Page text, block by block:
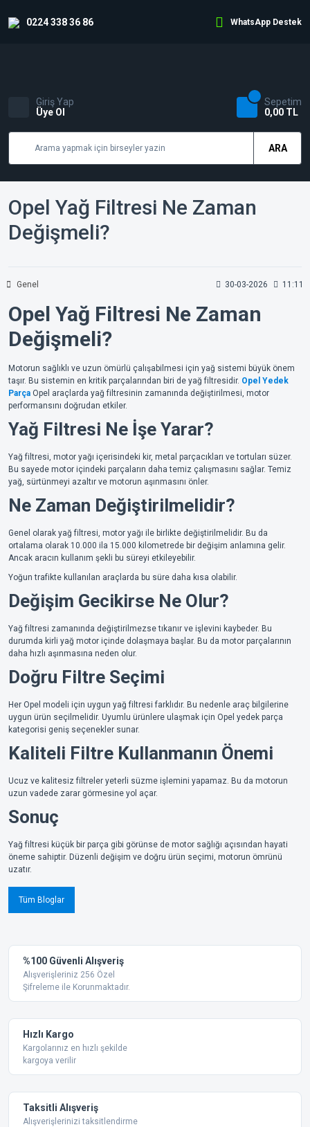
0224 338 36 86 WhatsApp Destek
ARA
Giriş Yap
Üye Ol
Sepetim
0,00 TL
Opel Yağ Filtresi Ne Zaman
Değişmeli?
Genel 30-03-2026 11:11
Opel Yağ Filtresi Ne Zaman
Değişmeli?
Motorun sağlıklı ve uzun ömürlü çalışabilmesi için yağ sistemi büyük önem
taşır. Bu sistemin en kritik parçalarından biri de yağ filtresidir. Opel Yedek
Parça Opel araçlarda yağ filtresinin zamanında değiştirilmesi, motor
performansını doğrudan etkiler.
Yağ Filtresi Ne İşe Yarar?
Yağ filtresi, motor yağı içerisindeki kir, metal parçacıkları ve tortuları süzer.
Bu sayede motor içindeki parçaların daha temiz çalışmasını sağlar. Temiz
yağ, sürtünmeyi azaltır ve motorun aşınmasını önler.
Ne Zaman Değiştirilmelidir?
Genel olarak yağ filtresi, motor yağı ile birlikte değiştirilmelidir. Bu da
ortalama olarak 10.000 ila 15.000 kilometrede bir değişim anlamına gelir.
Ancak aracın kullanım şekli bu süreyi etkileyebilir.
Yoğun trafikte kullanılan araçlarda bu süre daha kısa olabilir.
Değişim Gecikirse Ne Olur?
Yağ filtresi zamanında değiştirilmezse tıkanır ve işlevini kaybeder. Bu
durumda kirli yağ motor içinde dolaşmaya başlar. Bu da motor parçalarının
daha hızlı aşınmasına neden olur.
Doğru Filtre Seçimi
Her Opel modeli için uygun yağ filtresi farklıdır. Bu nedenle araç bilgilerine
uygun ürün seçilmelidir. Uyumlu ürünlere ulaşmak için Opel yedek parça
kategorisi geniş seçenekler sunar.
Kaliteli Filtre Kullanmanın Önemi
Ucuz ve kalitesiz filtreler yeterli süzme işlemini yapamaz. Bu da motorun
uzun vadede zarar görmesine yol açar.
Sonuç
Yağ filtresi küçük bir parça gibi görünse de motor sağlığı açısından hayati
öneme sahiptir. Düzenli değişim ve doğru ürün seçimi, motorun ömrünü
uzatır.
Tüm Bloglar
%100 Güvenli Alışveriş
Alışverişleriniz 256 Özel
Şifreleme ile Korunmaktadır.
Hızlı Kargo
Kargolarınız en hızlı şekilde
kargoya verilir
Taksitli Alışveriş
Alışverişlerinizi taksitlendirme